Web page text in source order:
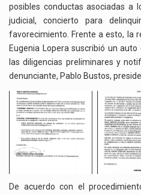
posibles conductas asociadas a
judicial, concierto para
favorecimiento. Frente a esto, la
Eugenia Lopera suscribió un
las diligencias preliminares y
denunciante, Pablo Bustos,
De acuerdo con el